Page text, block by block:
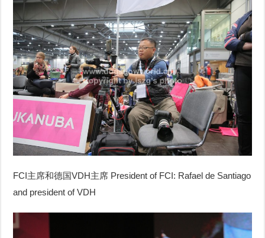
FCI主席和德国VDH主席 President of FCI: Rafael de Santiago
and president of VDH